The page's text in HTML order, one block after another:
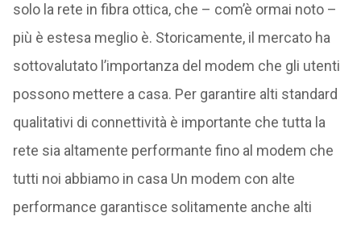
solo la rete in fibra ottica, che – com’è ormai noto –
più è estesa meglio è. Storicamente, il mercato ha
sottovalutato l’importanza del modem che gli utenti
possono mettere a casa. Per garantire alti standard
qualitativi di connettività è importante che tutta la
rete sia altamente performante fino al modem che
tutti noi abbiamo in casa Un modem con alte
performance garantisce solitamente anche alti